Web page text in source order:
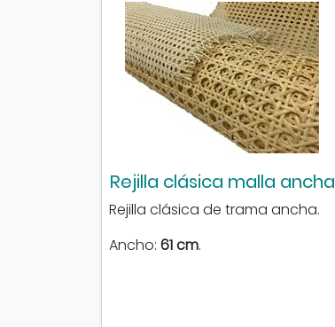
Rejilla clásica malla ancha
Rejilla clásica de trama ancha.
Ancho: 61 cm.